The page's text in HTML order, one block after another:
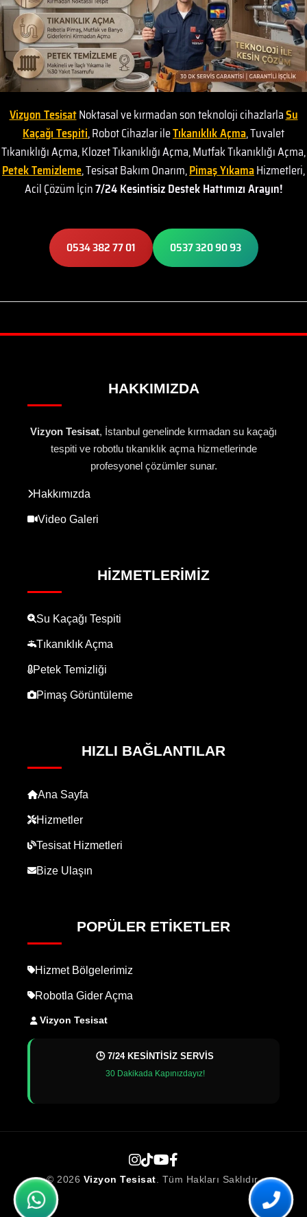
Vizyon TesisatNoktasal ve kırmadan son teknoloji cihazlarlaSu
Kaçağı Tespiti, Robot Cihazlar ileTıkanıklık Açma, Tuvalet
Tıkanıklığı Açma, Klozet Tıkanıklığı Açma, Mutfak Tıkanıklığı Açma,
Petek Temizleme, Tesisat Bakım Onarım,Pimaş YıkamaHizmetleri,
Acil Çözüm İçin7/24 Kesintisiz Destek Hattımızı Arayın!
0534 382 77 01 0537 320 90 93
HAKKIMIZDA
Vizyon Tesisat, İstanbul genelinde kırmadan su kaçağı
tespiti ve robotlu tıkanıklık açma hizmetlerinde
profesyonel çözümler sunar.
Hakkımızda
Video Galeri
HIZMETLERIMIZ
Su Kaçağı Tespiti
Tıkanıklık Açma
Petek Temizliği
Pimaş Görüntüleme
HIZLI BAĞLANTILAR
Ana Sayfa
Hizmetler
Tesisat Hizmetleri
Bize Ulaşın
POPÜLER ETIKETLER
Hizmet Bölgelerimiz
Robotla Gider Açma
Vizyon Tesisat
🕒 7/24 KESİNTİSİZ SERVİS
30 Dakikada Kapınızdayız!
© 2026 Vizyon Tesisat. Tüm Hakları Saklıdır.